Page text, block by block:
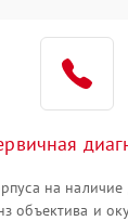
1000 ₽
на
объектива и